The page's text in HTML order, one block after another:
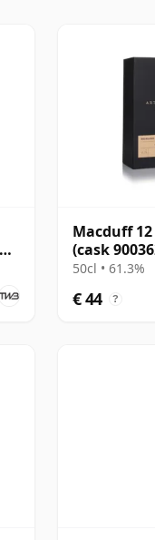
Macduff
(cask
Dodger
50cl • 61.3%
€ 44 ?